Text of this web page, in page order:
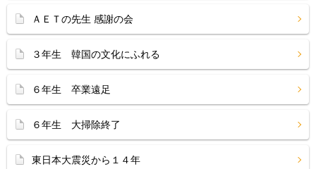
ＡＥＴの先生 感謝の会
３年生 韓国の文化にふれる
６年生 卒業遠足
６年生 大掃除終了
東日本大震災から１４年